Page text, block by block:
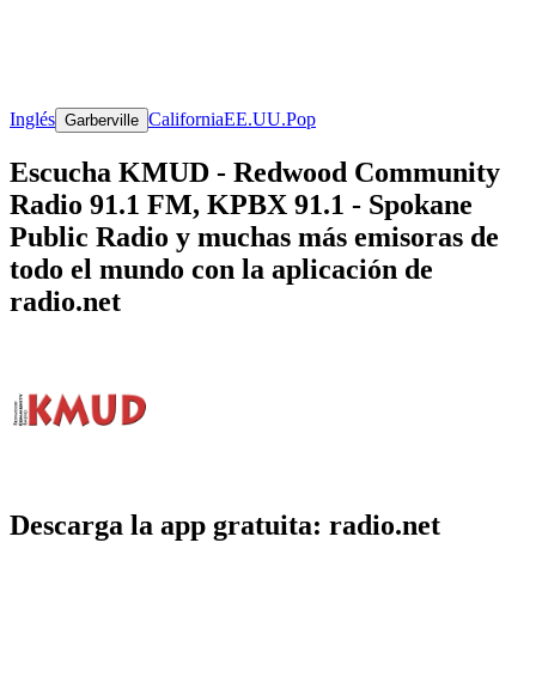
Inglés Garberville CaliforniaEE.UU.Pop
Escucha KMUD - Redwood Community
Radio 91.1 FM, KPBX 91.1 - Spokane
Public Radio y muchas más emisoras de
todo el mundo con la aplicación de
radio.net
Descarga la app gratuita: radio.net